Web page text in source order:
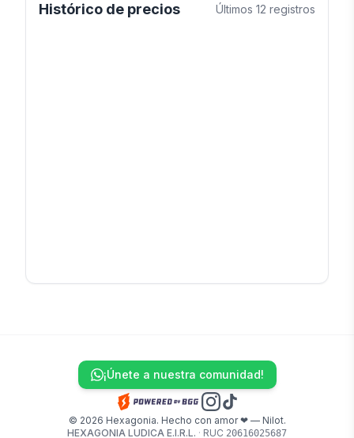
Histórico de precios Últimos 12 registros
© 2026 Hexagonia. Hecho con amor ❤ — Nilot.
HEXAGONIA LUDICA E.I.R.L. · RUC 20616025687
¡Únete a nuestra comunidad!